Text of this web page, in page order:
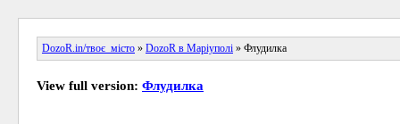
DozoR.in/твоє_місто » DozoR в Маріуполі » Флудилка
View full version: Флудилка